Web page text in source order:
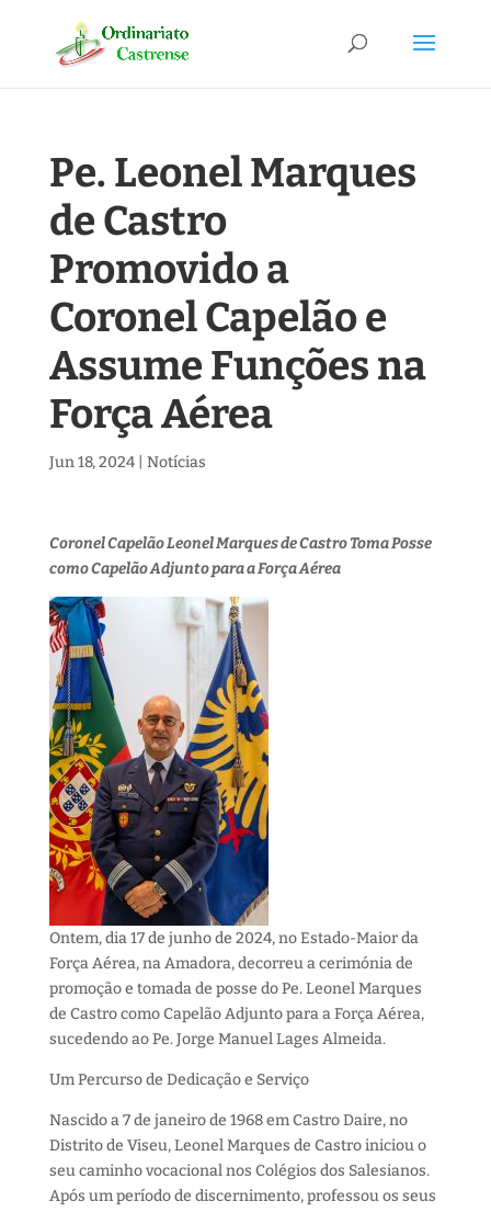
Pe. Leonel Marques
de Castro
Promovido a
Coronel Capelão e
Assume Funções na
Força Aérea
Jun 18, 2024| Notícias
Coronel Capelão Leonel Marques de Castro Toma Posse
como Capelão Adjunto para a Força Aérea
Ontem, dia 17 de junho de 2024, no Estado-Maior da
Força Aérea, na Amadora, decorreu a cerimónia de
promoção e tomada de posse do Pe. Leonel Marques
de Castro como Capelão Adjunto para a Força Aérea,
sucedendo ao Pe. Jorge Manuel Lages Almeida.
Um Percurso de Dedicação e Serviço
Nascido a 7 de janeiro de 1968 em Castro Daire, no
Distrito de Viseu, Leonel Marques de Castro iniciou o
seu caminho vocacional nos Colégios dos Salesianos.
Após um período de discernimento, professou os seus